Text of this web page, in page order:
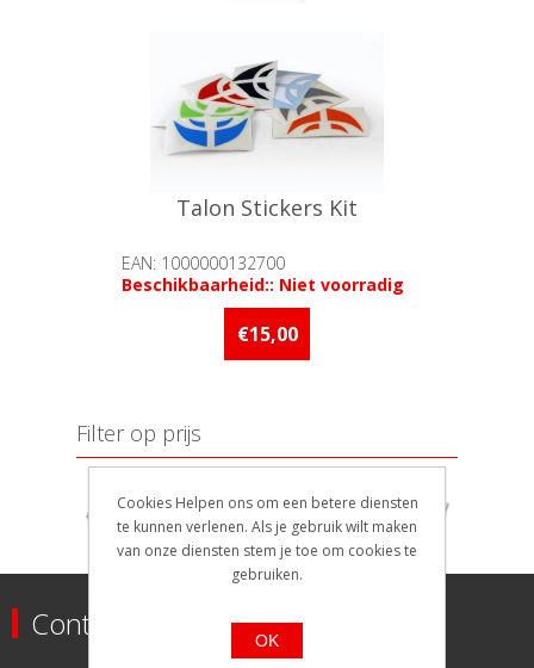
Talon Stickers Kit
EAN: 1000000132700
Beschikbaarheid:: Niet voorradig
€15,00
Filter op prijs
Contact
Cookies Helpen ons om een betere diensten
te kunnen verlenen. Als je gebruik wilt maken
van onze diensten stem je toe om cookies te
gebruiken.
OK